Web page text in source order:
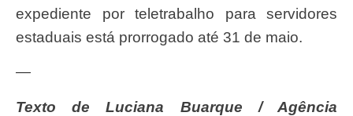
expediente por teletrabalho para servidores
estaduais está prorrogado até 31 de maio.
—
Texto de Luciana Buarque / Agência